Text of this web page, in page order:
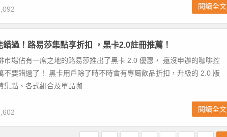
閱讀全文
錯過！路易莎集點享折扣 ，黑卡2.0註冊推薦！
市場佔有一席之地的路易莎推出了黑卡 2.0 優惠， 還沒申辦的咖啡控
不要錯過了！ 黑卡用戶除了時不時會有專屬飲品折扣，升級的 2.0 版
集點、各式組合及單品咖...
閱讀全文